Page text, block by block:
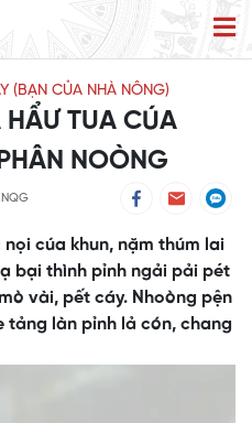
(BẠN CỦA NHÀ NÔNG)
HẨƯ TUA CÚA
NOÒNG
cúa khun, nặm thúm lai
bại thình pỉnh ngải pải pét
vài, pết cáy. Nhoòng pện
tảng làn pỉnh lả cón, chang